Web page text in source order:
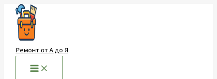
Перейти
содержимому
Ремонт от А до Я